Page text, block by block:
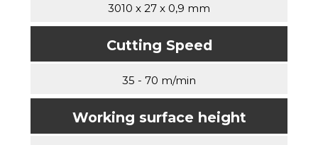
3010 x 27 x 0,9 mm
Cutting Speed
35 - 70 m/min
Working surface height